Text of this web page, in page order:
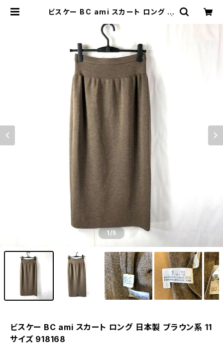
ビスケー BC ami スカート ロング 日
Ethical Store
1/5
ビスケー BC ami スカート ロング 日本製 ブラウン系 11
サイズ 918168